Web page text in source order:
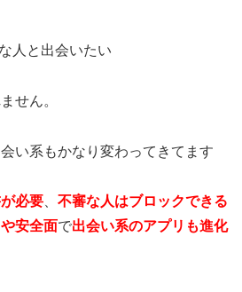
人と出会いたい
せん。
い系もかなり変わってきてます
必要
不審な人はブロックできる
安全面で出会い系のアプリも進化